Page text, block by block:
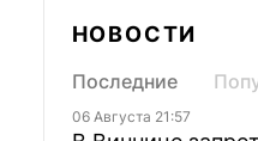
НОВОСТИ
Последние
06 Августа 21:57